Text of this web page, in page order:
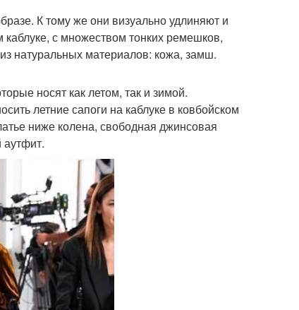
К тому же они визуально удлиняют и
с множеством тонких ремешков,
натуральных материалов: кожа, замш.
носят как летом, так и зимой.
летние сапоги на каблуке в ковбойском
ниже колена, свободная джинсовая
аутфит.